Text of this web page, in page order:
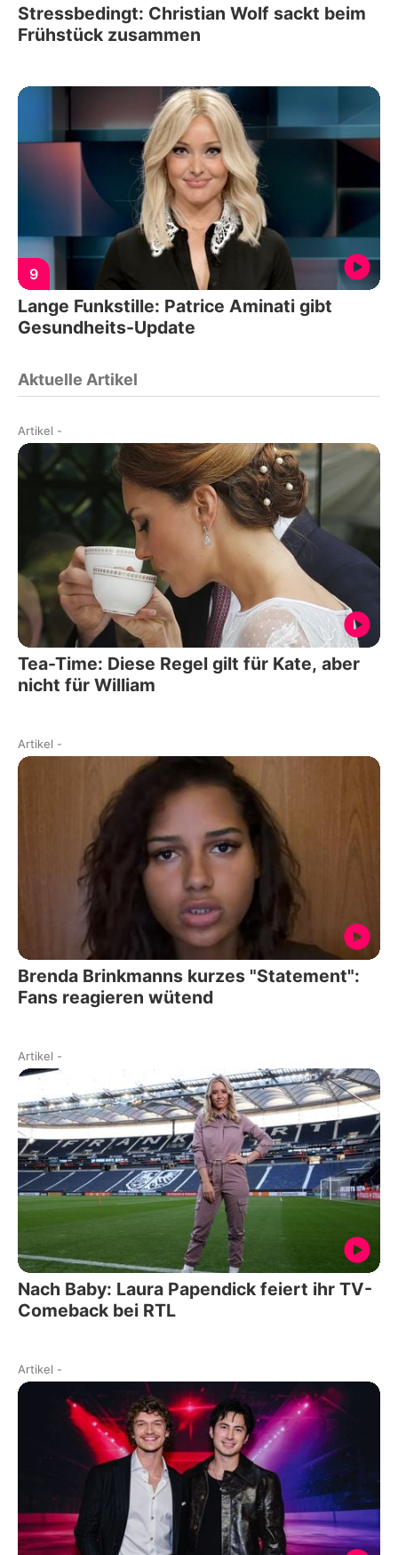
Stressbedingt: Christian Wolf sackt beim
Frühstück zusammen
9
Lange Funkstille: Patrice Aminati gibt
Gesundheits-Update
Aktuelle Artikel
Artikel -
Tea-Time: Diese Regel gilt für Kate, aber
nicht für William
Artikel -
Brenda Brinkmanns kurzes "Statement":
Fans reagieren wütend
Artikel -
Nach Baby: Laura Papendick feiert ihr TV-
Comeback bei RTL
Artikel -